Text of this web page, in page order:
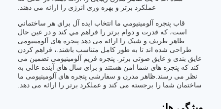
عملکرد برتر و بهره وری انرژی را ارائه می دهند.
قاب پنجره آلومينيومي ما انتخاب ایده آل براي هر ساختماني
است، که قدرت و دوام برتر را فراهم مي کند و در عین حال
ظاهر ظريف و شيک را ارائه می دهد.پنجره های آلومینیومی
طراحی شده اند تا به طور کامل متناسب باشند.، فراهم کردن
عایق بندی و عایق صوتی برتر. پنجره فریم آلومینیومی تضمین می
کند که پنجره های شما امن هستند و برای سال های آینده عالی به
نظر می رسند.ظاهر مدرن و سفارشی پنجره های آلومینیومی ما
ساختمان شما را برجسته می کند و عملکرد برتر را ارائه می دهد.